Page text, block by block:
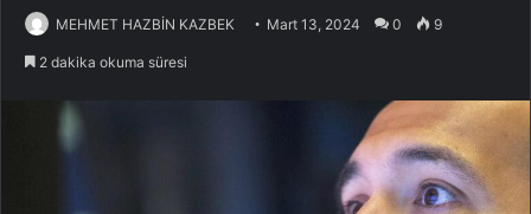
MEHMET HAZBİN KAZBEK Mart 13, 2024 0 9
2 dakika okuma süresi